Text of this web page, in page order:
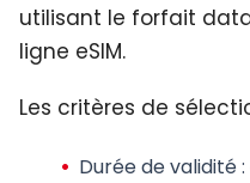
utilisant le forfait
ligne eSIM.
Les critères de
Durée de validité: